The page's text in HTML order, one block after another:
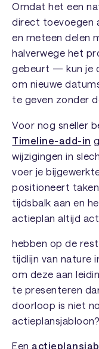
Omdat het een
direct toevoegen
en meteen delen
halverwege het
gebeurt — kun je
om nieuwe
te geven zonder
Voor nog sneller
Timeline-add-in
wijzigingen in
voer je
positioneert
tijdsbalk aan en
actieplan altijd
hebben op de
tijdlijn van nature
om deze aan
te presenteren
doorloop is niet
actieplansjabloon?
Een